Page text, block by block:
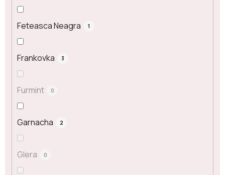
Feteasca Neagra 1
Frankovka 3
Furmint 0
Garnacha 2
Glera 0